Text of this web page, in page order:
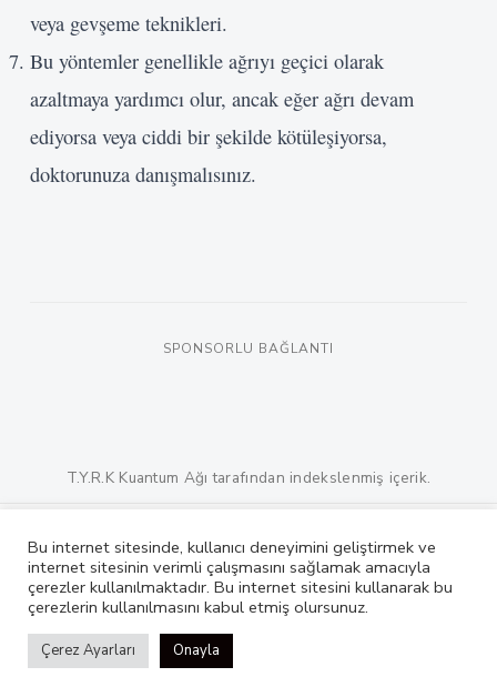
veya gevşeme teknikleri.
Bu yöntemler genellikle ağrıyı geçici olarak
azaltmaya yardımcı olur, ancak eğer ağrı devam
ediyorsa veya ciddi bir şekilde kötüleşiyorsa,
doktorunuza danışmalısınız.
SPONSORLU BAĞLANTI
T.Y.R.K Kuantum Ağı tarafından indekslenmiş içerik.
TYRK Nedir? Nasıl Çalışır?
© 2026 TYRK Teknoloji A.Ş. Tüm hakları saklıdır.
Bu internet sitesinde, kullanıcı deneyimini geliştirmek ve
internet sitesinin verimli çalışmasını sağlamak amacıyla
çerezler kullanılmaktadır. Bu internet sitesini kullanarak bu
çerezlerin kullanılmasını kabul etmiş olursunuz.
Çerez Ayarları Onayla